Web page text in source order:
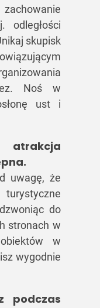
odległości
skupisk
Noś w
ust i
uwagę, że
do
stronach w
w
wygodnie
podczas